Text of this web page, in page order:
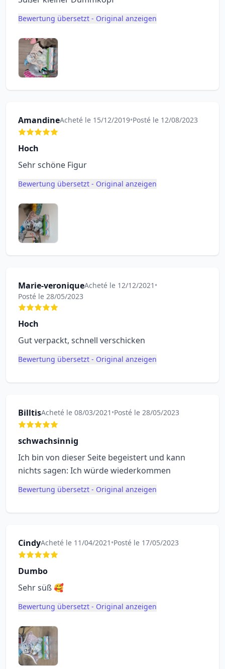
Bewertung übersetzt - Original anzeigen
AmandineAcheté le 15/12/2019•Posté le 12/08/2023
Hoch
Sehr schöne Figur
Bewertung übersetzt - Original anzeigen
Marie-veroniqueAcheté le 12/12/2021 •
Posté le 28/05/2023
Hoch
Gut verpackt, schnell verschicken
Bewertung übersetzt - Original anzeigen
BilltisAcheté le 08/03/2021 •Posté le 28/05/2023
schwachsinnig
Ich bin von dieser Seite begeistert und kann
nichts sagen: Ich würde wiederkommen
Bewertung übersetzt - Original anzeigen
CindyAcheté le 11/04/2021 •Posté le 17/05/2023
Dumbo
Sehr süß 🥰
Bewertung übersetzt - Original anzeigen